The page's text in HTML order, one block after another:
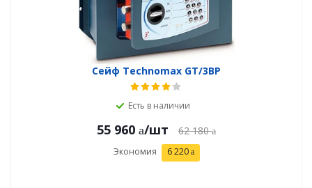
Сейф Technomax GT/3ВP
Есть в наличии
55 960 /шт 62 180
Экономия 6 220